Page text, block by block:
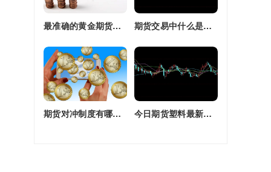
最准确的黄金期货交易师(最准确的黄金期货交易师是谁) 期货交易中什么是复合头寸(期货交易中什么是复合头寸交易)
期货对冲制度有哪些(期货对冲制度有哪些类型) 今日期货塑料最新价格(今日期货塑料最新价格行情)